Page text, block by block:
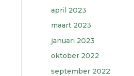
april 2023
maart 2023
januari 2023
oktober 2022
september 2022